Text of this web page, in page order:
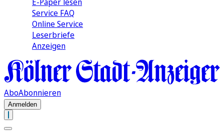
Service FAQ
Online Service
Leserbriefe
Anzeigen
AboAbonnieren
Anmelden